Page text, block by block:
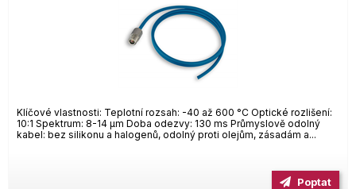
Klíčové vlastnosti: Teplotní rozsah: -40 až 600 °C Optické rozlišení:
10:1 Spektrum: 8-14 µm Doba odezvy: 130 ms Průmyslově odolný
kabel: bez silikonu a halogenů, odolný proti olejům, zásadám a...
Poptat